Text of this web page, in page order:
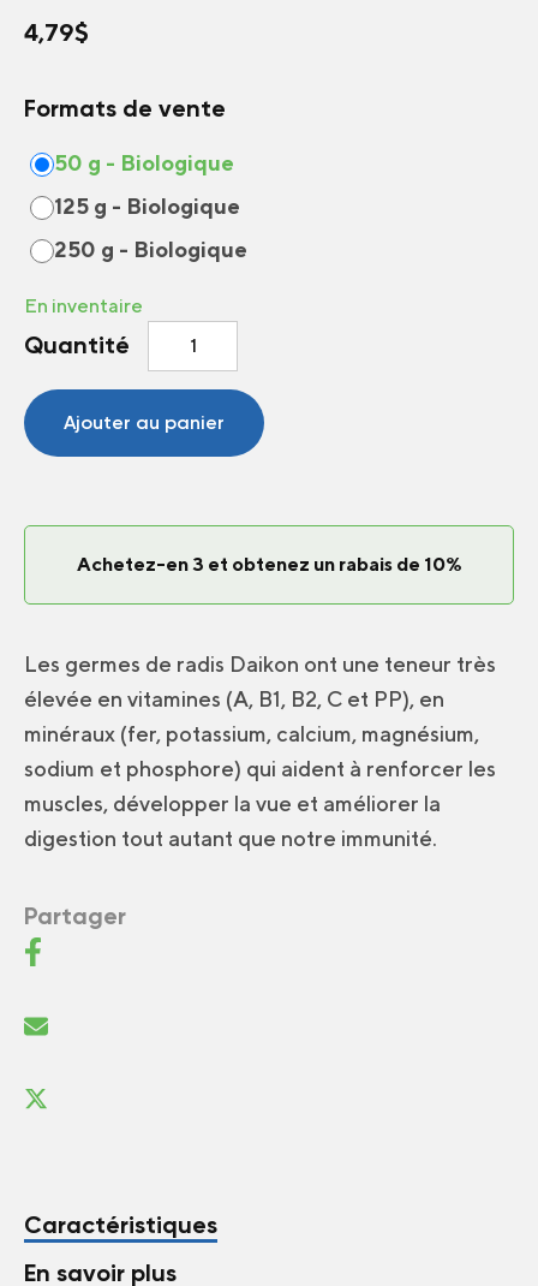
4,79$
Formats de vente
50 g - Biologique
125 g - Biologique
250 g - Biologique
En inventaire
Quantité
Germes
et/ou
Micropousses
Ajouter au panier
Achetez-en 3 et obtenez un rabais de 10%
Les germes de radis Daikon ont une teneur très
élevée en vitamines (A, B1, B2, C et PP), en
minéraux (fer, potassium, calcium, magnésium,
sodium et phosphore) qui aident à renforcer les
muscles, développer la vue et améliorer la
digestion tout autant que notre immunité.
Partager
Caractéristiques
En savoir plus